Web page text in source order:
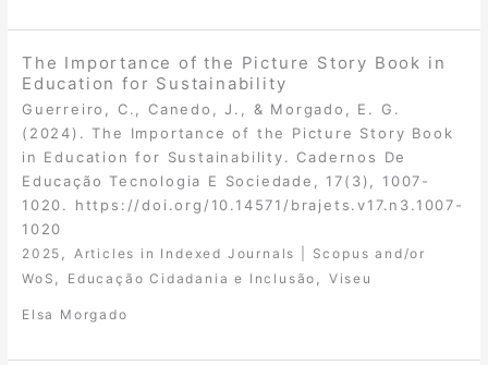
The Importance of the Picture Story Book in
Education for Sustainability
Guerreiro, C., Canedo, J., & Morgado, E. G.
(2024). The Importance of the Picture Story Book
in Education for Sustainability. Cadernos De
Educação Tecnologia E Sociedade, 17(3), 1007-
1020. https://doi.org/10.14571/brajets.v17.n3.1007-
1020
2025
Articles in Indexed Journals | Scopus and/or
WoS
Educação Cidadania e Inclusão Viseu
Elsa Morgado